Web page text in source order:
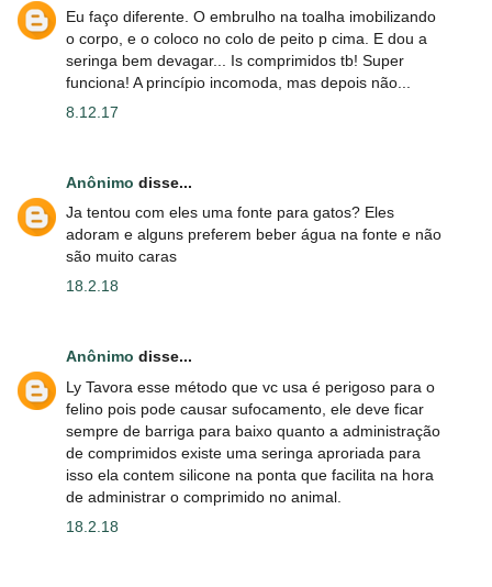
Eu faço diferente. O embrulho na toalha imobilizando
o corpo, e o coloco no colo de peito p cima. E dou a
seringa bem devagar... Is comprimidos tb! Super
funciona! A princípio incomoda, mas depois não...
8.12.17
Anônimo disse...
Ja tentou com eles uma fonte para gatos? Eles
adoram e alguns preferem beber água na fonte e não
são muito caras
18.2.18
Anônimo disse...
Ly Tavora esse método que vc usa é perigoso para o
felino pois pode causar sufocamento, ele deve ficar
sempre de barriga para baixo quanto a administração
de comprimidos existe uma seringa aproriada para
isso ela contem silicone na ponta que facilita na hora
de administrar o comprimido no animal.
18.2.18